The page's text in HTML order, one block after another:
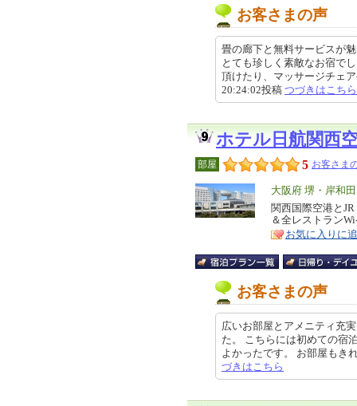
お客さまの声
畳の廊下と無料サービスが
とても珍しく素敵なお宿で
頂けたり、マッサージチェ
20:24:02投稿 つづきはこちら
ホテル日航関西
部屋 5 お客さま
エ
リ
ア
大阪府 堺・岸和
特
徴
関西国際空港と
＆全レストラン
お気に入りに
お客さまの声
広いお部屋とアメニティ充
た。 こちらには初めての宿
よかったです。 お部屋も
づきはこちら